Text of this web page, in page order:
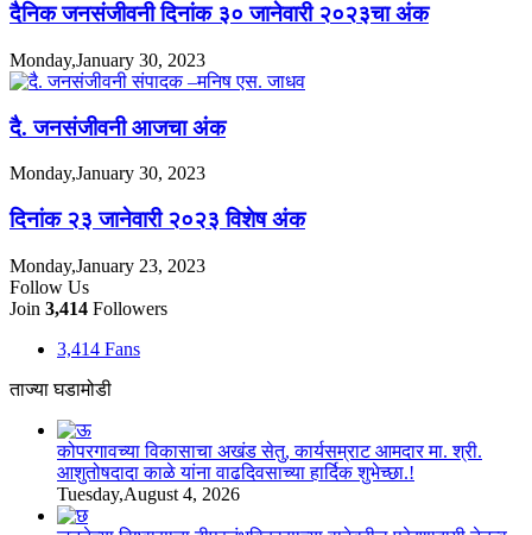
दैनिक जनसंजीवनी दिनांक ३० जानेवारी २०२३चा अंक
Monday,January 30, 2023
दै. जनसंजीवनी आजचा अंक
Monday,January 30, 2023
दिनांक २३ जानेवारी २०२३ विशेष अंक
Monday,January 23, 2023
Follow Us
Join 3,414 Followers
3,414 Fans
ताज्या घडामोडी
कोपरगावच्या विकासाचा अखंड सेतु, कार्यसम्राट आमदार मा. श्री.
आशुतोषदादा काळे यांना वाढदिवसाच्या हार्दिक शुभेच्छा.!
Tuesday,August 4, 2026